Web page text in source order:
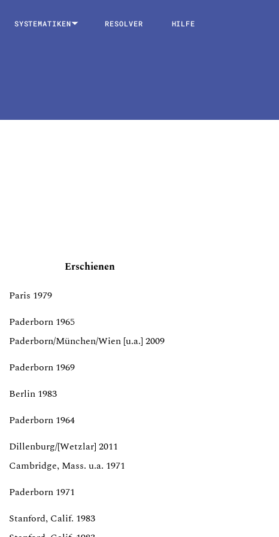
SYSTEMATIKEN RESOLVER HILFE
Erschienen
Paris 1979
Paderborn 1965
Paderborn/München/Wien [u.a.] 2009
Paderborn 1969
Berlin 1983
Paderborn 1964
Dillenburg/[Wetzlar] 2011
Cambridge, Mass. u.a. 1971
Paderborn 1971
Stanford, Calif. 1983